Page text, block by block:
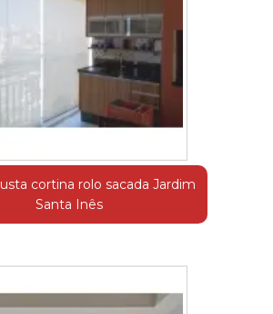
cortina rolo sacada Jardim
Santa Inês